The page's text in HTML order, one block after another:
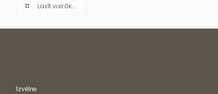
Lasīt vairāk...
Izvēlne